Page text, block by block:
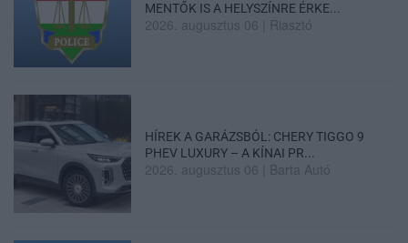
MENTŐK IS A HELYSZÍNRE ÉRKE...
2026. augusztus 06 Riasztó
HÍREK A GARÁZSBÓL: CHERY TIGGO 9
PHEV LUXURY – A KÍNAI PR...
2026. augusztus 06 Barta Autó